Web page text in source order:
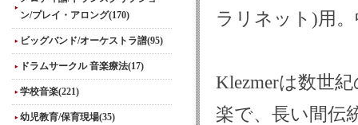
ン/プレイ・アロング(170)
ビッグバンド/オーケストラ譜(95)
ドラムサークル 音楽療法(17)
学校音楽(221)
幼児教育/保育現場(35)
ラリネット)用
Klezmerは数世
楽で、長い間伝